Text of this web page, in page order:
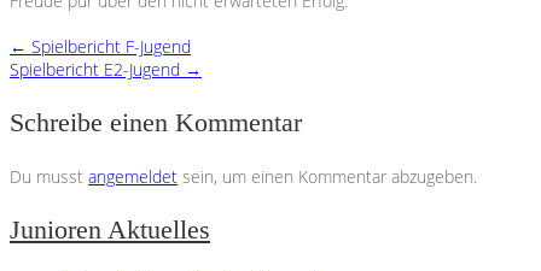
← Spielbericht F-Jugend
Spielbericht E2-Jugend →
Schreibe einen Kommentar
Du musst angemeldet sein, um einen Kommentar abzugeben.
Junioren Aktuelles